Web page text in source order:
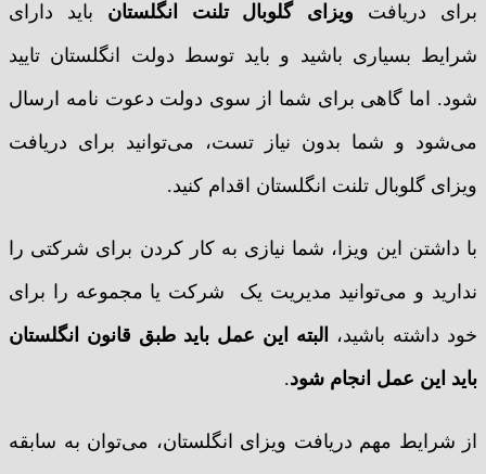
برای دریافت ویزای گلوبال تلنت انگلستان باید دارای
شرایط بسیاری باشید و باید توسط دولت انگلستان تایید
شود. اما گاهی برای شما از سوی دولت دعوت نامه ارسال
می‌شود و شما بدون نیاز تست، می‌توانید برای دریافت
ویزای گلوبال تلنت انگلستان اقدام کنید.
با داشتن این ویزا، شما نیازی به کار کردن برای شرکتی را
ندارید و می‌توانید مدیریت یک شرکت یا مجموعه را برای
خود داشته باشید،
البته این عمل باید طبق قانون انگلستان
باید این عمل انجام شود.
از شرایط مهم دریافت ویزای انگلستان، می‌توان به سابقه